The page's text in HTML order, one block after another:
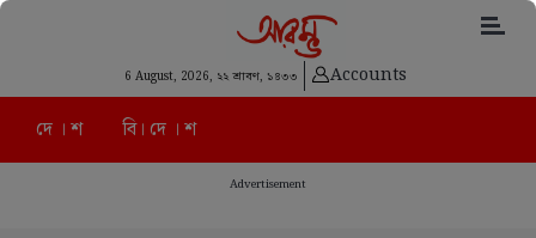
6 August, 2026, ২২ শ্রাবণ, ১৪৩৩ Accounts
দে । শ বি। দে । শ
Advertisement